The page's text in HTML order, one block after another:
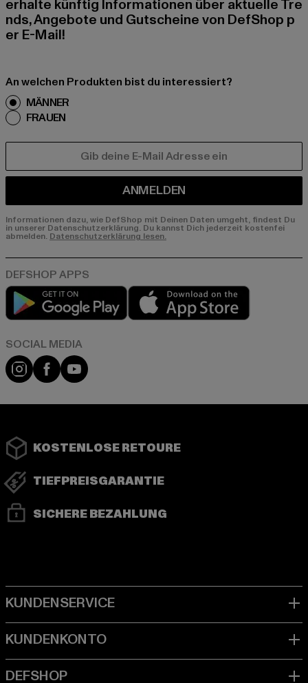
erhalte künftig Informationen über aktuelle Tre
nds, Angebote und Gutscheine von DefShop p
er E-Mail!
An welchen Produkten bist du interessiert?
MÄNNER
FRAUEN
ANMELDEN
Informationen dazu, wie DefShop mit Deinen Daten umgeht, findest Du
in unserer Datenschutzerklärung. Du kannst Dich jederzeit kostenfei
abmelden. Datenschutzerklärung lesen.
Play market
Instagram
FacebookYouTube
KOSTENLOSE RETOURE
TIEFPREISGARANTIE
SICHERE BEZAHLUNG